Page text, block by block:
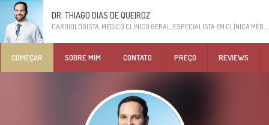
DR. THIAGO DIAS DE QUEIROZ
COMEÇAR SOBRE MIM CONTATO PREÇO REVIEWS